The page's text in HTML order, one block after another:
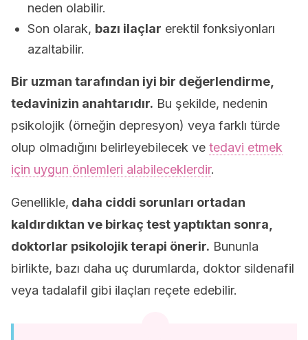
neden olabilir.
Son olarak, bazı ilaçlar erektil fonksiyonları
azaltabilir.
Bir uzman tarafından iyi bir değerlendirme,
tedavinizin anahtarıdır. Bu şekilde, nedenin
psikolojik (örneğin depresyon) veya farklı türde
olup olmadığını belirleyebilecek ve tedavi etmek
için uygun önlemleri alabileceklerdir.
Genellikle, daha ciddi sorunları ortadan
kaldırdıktan ve birkaç test yaptıktan sonra,
doktorlar psikolojik terapi önerir. Bununla
birlikte, bazı daha uç durumlarda, doktor sildenafil
veya tadalafil gibi ilaçları reçete edebilir.